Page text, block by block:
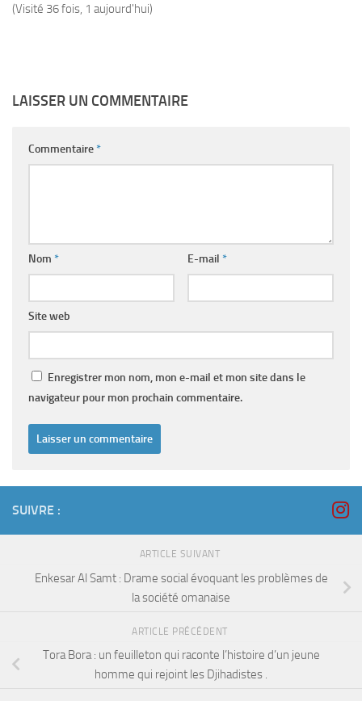
(Visité 36 fois, 1 aujourd'hui)
LAISSER UN COMMENTAIRE
Commentaire*
Nom * E-mail *
Site web
Enregistrer mon nom, mon e-mail et mon site dans le
navigateur pour mon prochain commentaire.
SUIVRE :
ARTICLE SUIVANT
Enkesar Al Samt : Drame social évoquant les problèmes de
la société omanaise
ARTICLE PRÉCÉDENT
Tora Bora : un feuilleton qui raconte l’histoire d’un jeune
homme qui rejoint les Djihadistes .